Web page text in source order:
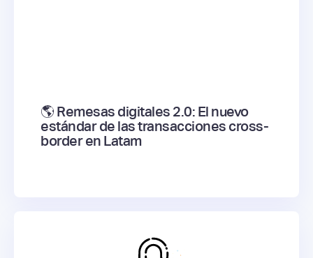
🌎 Remesas digitales 2.0: El nuevo
estándar de las transacciones cross-
border en Latam